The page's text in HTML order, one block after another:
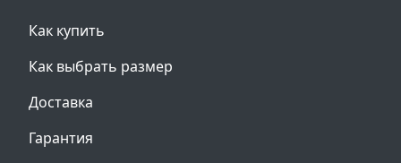
Как купить
Как выбрать размер
Доставка
Гарантия